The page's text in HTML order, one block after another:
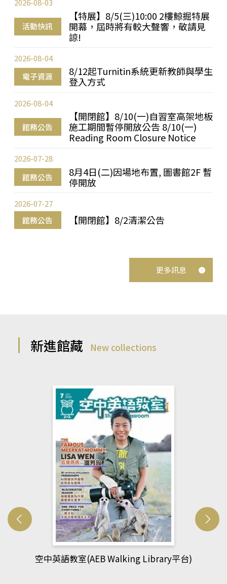
活動快訊
【特展】8/5(三)10:00 2樓鯨掘特展
開幕，屆時將有較大聲響，敬請見
諒!
2026-08-03
電子資源
8/12起Turnitin系統更新教師與學生
登入方式
2026-08-04
館務公告
【開閉館】8/10(一)自習室高架地板
施工期間暫停開放公告 8/10(一)
Reading Room Closure Notice
2026-08-04
館務公告
8月4日(二)因場地布置, 圖書館2F 暫
停開放
2026-07-28
館務公告 【開閉館】8/2清潔公告
2026-07-27
更多訊息
新進館藏 New collections
網管人(kono平台)